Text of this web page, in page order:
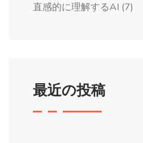
直感的に理解するAI (7)
最近の投稿